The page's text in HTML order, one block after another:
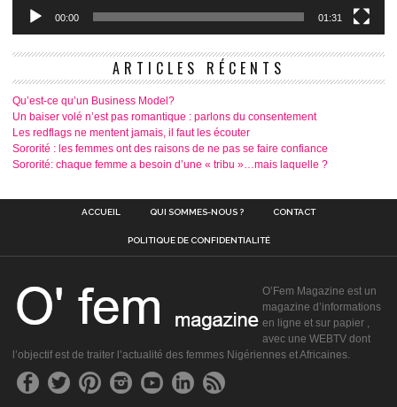
00:00 01:31
ARTICLES RÉCENTS
Qu’est-ce qu’un Business Model?
Un baiser volé n’est pas romantique : parlons du consentement
Les redflags ne mentent jamais, il faut les écouter
Sororité : les femmes ont des raisons de ne pas se faire confiance
Sororité: chaque femme a besoin d’une « tribu »…mais laquelle ?
ACCUEIL QUI SOMMES-NOUS ? CONTACT
POLITIQUE DE CONFIDENTIALITÉ
O’Fem Magazine est un
magazine d’informations
en ligne et sur papier ,
avec une WEBTV dont
l’objectif est de traiter l’actualité des femmes Nigériennes et Africaines.